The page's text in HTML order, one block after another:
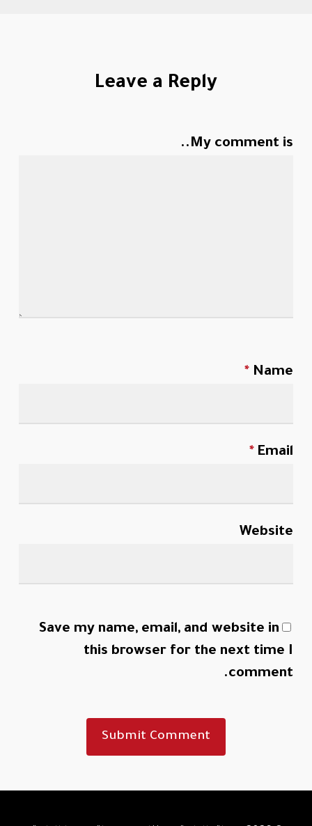
Leave a Reply
My comment is..
Name
*
Email
*
Website
Save my name, email, and website in
this browser for the next time I
comment.